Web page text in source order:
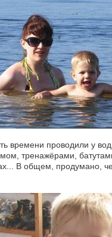
времени проводили у
тренажёрами,
В общем, продумано,